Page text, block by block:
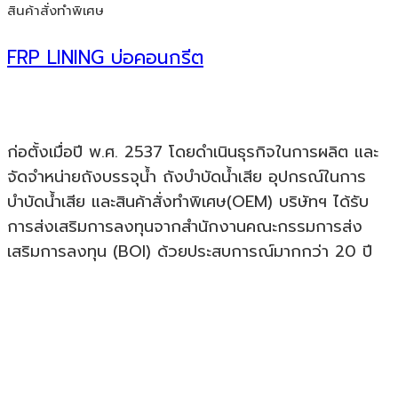
สินค้าสั่งทำพิเศษ
FRP LINING บ่อคอนกรีต
ก่อตั้งเมื่อปี พ.ศ. 2537 โดยดำเนินธุรกิจในการผลิต และ
จัดจำหน่ายถังบรรจุน้ำ ถังบำบัดน้ำเสีย อุปกรณ์ในการ
บำบัดน้ำเสีย และสินค้าสั่งทำพิเศษ(OEM) บริษัทฯ ได้รับ
การส่งเสริมการลงทุนจากสำนักงานคณะกรรมการส่ง
เสริมการลงทุน (BOI) ด้วยประสบการณ์มากกว่า 20 ปี